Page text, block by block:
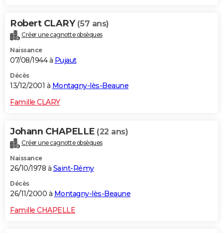
Robert CLARY (57 ans)
Créer une cagnotte obsèques
Naissance
07/08/1944 à Pujaut
Décès
13/12/2001 à Montagny-lès-Beaune
Famille CLARY
Johann CHAPELLE (22 ans)
Créer une cagnotte obsèques
Naissance
26/10/1978 à Saint-Rémy
Décès
26/11/2000 à Montagny-lès-Beaune
Famille CHAPELLE